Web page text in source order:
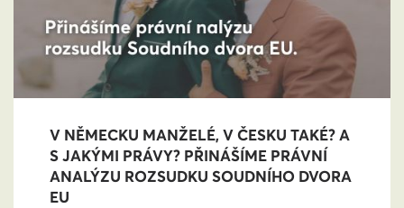
V NĚMECKU MANŽELÉ, V ČESKU TAKÉ? A
S JAKÝMI PRÁVY? PŘINÁŠÍME PRÁVNÍ
ANALÝZU ROZSUDKU SOUDNÍHO DVORA
EU